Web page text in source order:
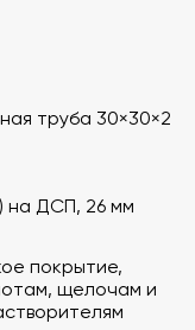
26 мм -
на
выдерживает
красителей.
труба 30×30×2
на ДСП, 26 мм
покрытие,
щелочам и